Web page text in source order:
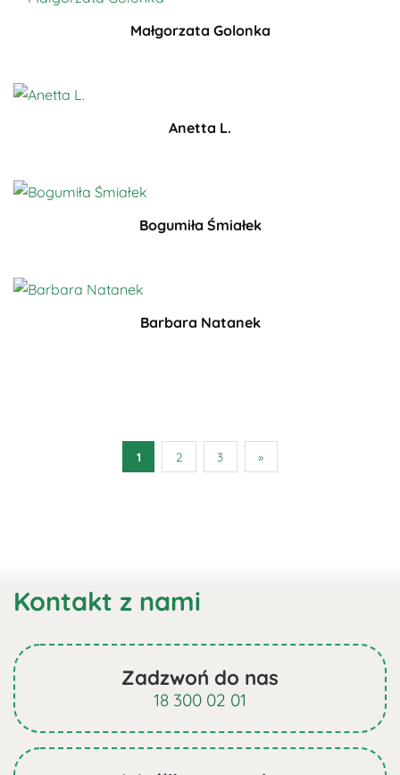
Małgorzata Golonka
Anetta L.
Bogumiła Śmiałek
Barbara Natanek
1 2 3 »
Kontakt z nami
Zadzwoń do nas
18 300 02 01